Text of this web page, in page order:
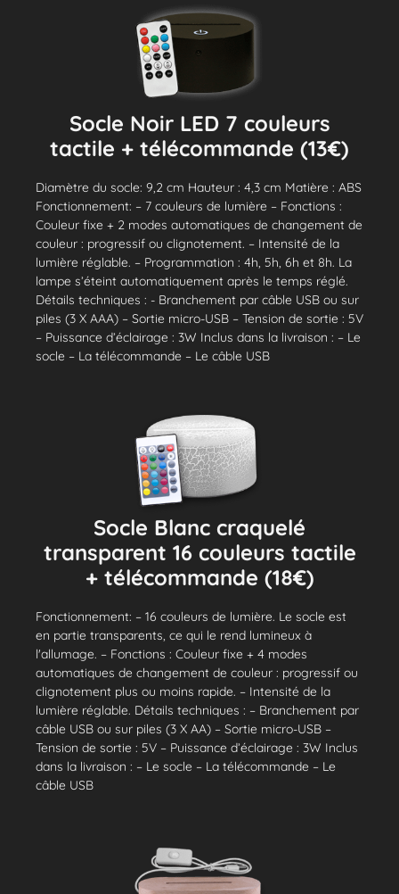
Socle Noir LED 7 couleurs
tactile + télécommande (13€)
Diamètre du socle: 9,2 cm Hauteur : 4,3 cm Matière : ABS
Fonctionnement: – 7 couleurs de lumière – Fonctions :
Couleur fixe + 2 modes automatiques de changement de
couleur : progressif ou clignotement. – Intensité de la
lumière réglable. – Programmation : 4h, 5h, 6h et 8h. La
lampe s’éteint automatiquement après le temps réglé.
Détails techniques : - Branchement par câble USB ou sur
piles (3 X AAA) – Sortie micro-USB – Tension de sortie : 5V
– Puissance d’éclairage : 3W Inclus dans la livraison : – Le
socle – La télécommande – Le câble USB
Socle Blanc craquelé
transparent 16 couleurs tactile
+ télécommande (18€)
Fonctionnement: – 16 couleurs de lumière. Le socle est
en partie transparents, ce qui le rend lumineux à
l'allumage. – Fonctions : Couleur fixe + 4 modes
automatiques de changement de couleur : progressif ou
clignotement plus ou moins rapide. – Intensité de la
lumière réglable. Détails techniques : – Branchement par
câble USB ou sur piles (3 X AA) – Sortie micro-USB –
Tension de sortie : 5V – Puissance d’éclairage : 3W Inclus
dans la livraison : – Le socle – La télécommande – Le
câble USB